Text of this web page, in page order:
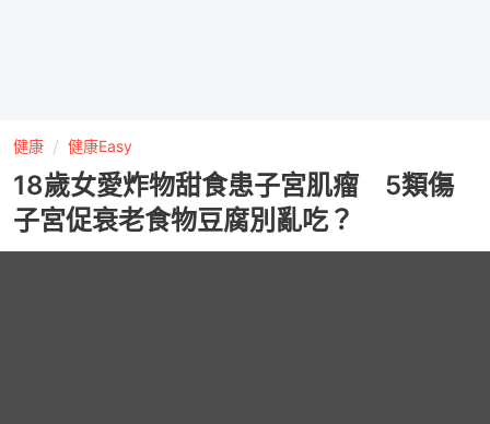
健康 健康Easy
18歲女愛炸物甜食患子宮肌瘤 5類傷
子宮促衰老食物豆腐別亂吃？